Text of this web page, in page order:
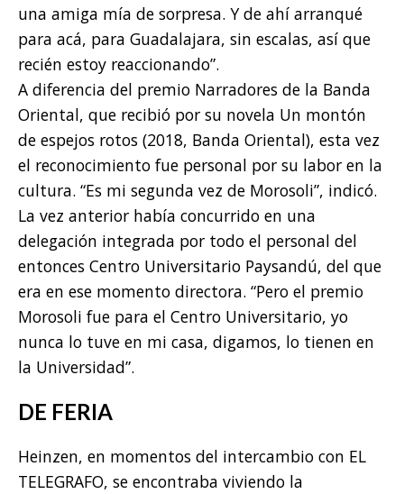
una amiga mía de sorpresa. Y de ahí arranqué
para acá, para Guadalajara, sin escalas, así que
recién estoy reaccionando”.
A diferencia del premio Narradores de la Banda
Oriental, que recibió por su novela Un montón
de espejos rotos (2018, Banda Oriental), esta vez
el reconocimiento fue personal por su labor en la
cultura. “Es mi segunda vez de Morosoli”, indicó.
La vez anterior había concurrido en una
delegación integrada por todo el personal del
entonces Centro Universitario Paysandú, del que
era en ese momento directora. “Pero el premio
Morosoli fue para el Centro Universitario, yo
nunca lo tuve en mi casa, digamos, lo tienen en
la Universidad”.
DE FERIA
Heinzen, en momentos del intercambio con EL
TELEGRAFO, se encontraba viviendo la